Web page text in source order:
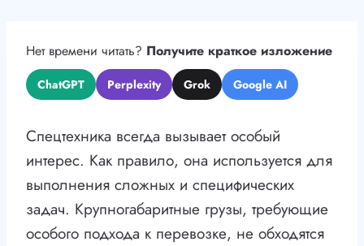
Нет времени читать? Получите краткое изложение
ChatGPT Perplexity Grok Google AI
Спецтехника всегда вызывает особый
интерес. Как правило, она используется для
выполнения сложных и специфических
задач. Крупногабаритные грузы, требующие
особого подхода к перевозке, не обходятся